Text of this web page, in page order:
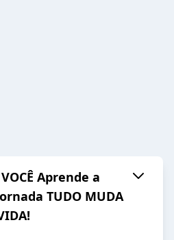
Aprende a
TUDO MUDA